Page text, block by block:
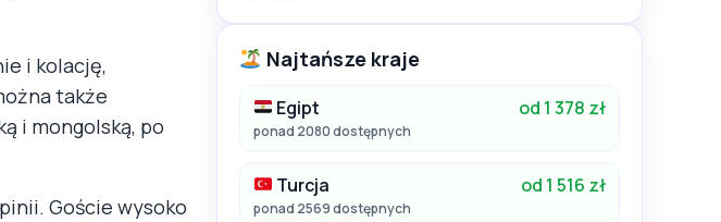
i kolację,
także
i mongolską, po
Goście wysoko
Najtańsze kraje
Egipt od 1 378 zł
ponad 2080 dostępnych
Turcja od 1 516 zł
ponad 2569 dostępnych